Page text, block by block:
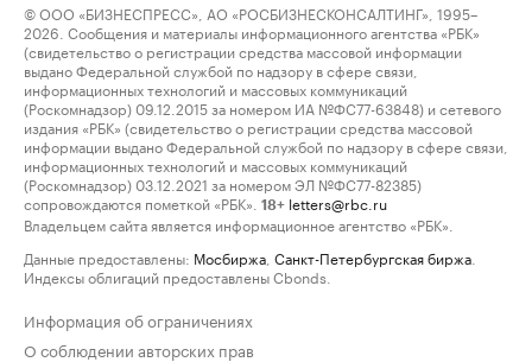
© ООО «БИЗНЕСПРЕСС», АО «РОСБИЗНЕСКОНСАЛТИНГ», 1995–
2026. Сообщения и материалы информационного агентства «РБК»
(свидетельство о регистрации средства массовой информации
выдано Федеральной службой по надзору в сфере связи,
информационных технологий и массовых коммуникаций
(Роскомнадзор) 09.12.2015 за номером ИА №ФС77-63848) и сетевого
издания «РБК» (свидетельство о регистрации средства массовой
информации выдано Федеральной службой по надзору в сфере связи,
информационных технологий и массовых коммуникаций
(Роскомнадзор) 03.12.2021 за номером ЭЛ №ФС77-82385)
сопровождаются пометкой «РБК».
18+ letters@rbc.ru
Владельцем сайта является информационное агентство «РБК».
Данные предоставлены: Мосбиржа Санкт-Петербургская биржа
Индексы облигаций предоставлены Cbonds.
Информация об ограничениях
О соблюдении авторских прав